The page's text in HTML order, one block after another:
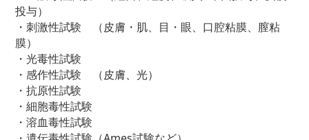
投与）
・刺激性試験 （皮膚・肌、目・眼、口腔粘膜、膣粘
膜）
・光毒性試験
・感作性試験 （皮膚、光）
・抗原性試験
・細胞毒性試験
・溶血毒性試験